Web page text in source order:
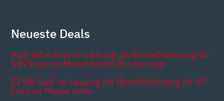
Neueste Deals
Audi Q4 e-tron im Leasing als Bestellfahrzeug für
549 Euro im Monat brutto [Eroberung]
💥 VW Golf im Leasing als Bestellfahrzeug für 87
Euro im Monat netto